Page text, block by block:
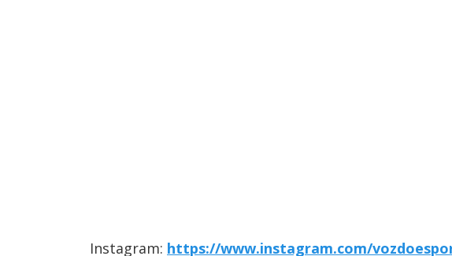
Instagram: https://www.instagram.com/